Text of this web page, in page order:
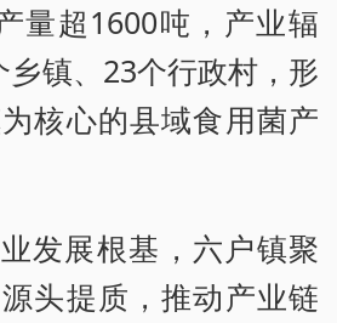
量超1600吨，产业辐
镇、23个行政村，形
核心的县域食用菌产
发展根基，六户镇聚
头提质，推动产业链